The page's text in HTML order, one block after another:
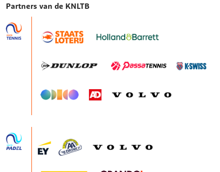
Partners van de KNLTB